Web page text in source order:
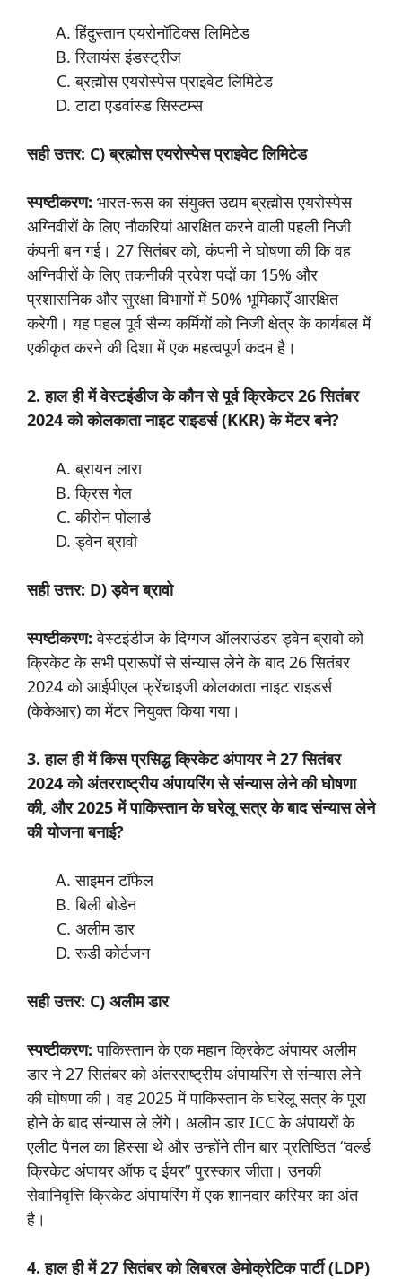
हिंदुस्तान एयरोनॉटिक्स लिमिटेड
रिलायंस इंडस्ट्रीज
ब्रह्मोस एयरोस्पेस प्राइवेट लिमिटेड
टाटा एडवांस्ड सिस्टम्स
सही उत्तर: C) ब्रह्मोस एयरोस्पेस प्राइवेट लिमिटेड
स्पष्टीकरण: भारत-रूस का संयुक्त उद्यम ब्रह्मोस एयरोस्पेस
अग्निवीरों के लिए नौकरियां आरक्षित करने वाली पहली निजी
कंपनी बन गई। 27 सितंबर को, कंपनी ने घोषणा की कि वह
अग्निवीरों के लिए तकनीकी प्रवेश पदों का 15% और
प्रशासनिक और सुरक्षा विभागों में 50% भूमिकाएँ आरक्षित
करेगी। यह पहल पूर्व सैन्य कर्मियों को निजी क्षेत्र के कार्यबल में
एकीकृत करने की दिशा में एक महत्वपूर्ण कदम है।
2. हाल ही में वेस्टइंडीज के कौन से पूर्व क्रिकेटर 26 सितंबर
2024 को कोलकाता नाइट राइडर्स (KKR) के मेंटर बने?
ब्रायन लारा
क्रिस गेल
कीरोन पोलार्ड
ड्वेन ब्रावो
सही उत्तर: D) ड्वेन ब्रावो
स्पष्टीकरण: वेस्टइंडीज के दिग्गज ऑलराउंडर ड्वेन ब्रावो को
क्रिकेट के सभी प्रारूपों से संन्यास लेने के बाद 26 सितंबर
2024 को आईपीएल फ्रेंचाइजी कोलकाता नाइट राइडर्स
(केकेआर) का मेंटर नियुक्त किया गया।
3. हाल ही में किस प्रसिद्ध क्रिकेट अंपायर ने 27 सितंबर
2024 को अंतरराष्ट्रीय अंपायरिंग से संन्यास लेने की घोषणा
की, और 2025 में पाकिस्तान के घरेलू सत्र के बाद संन्यास लेने
की योजना बनाई?
साइमन टॉफेल
बिली बोडेन
अलीम डार
रूडी कोर्टजन
सही उत्तर: C) अलीम डार
स्पष्टीकरण: पाकिस्तान के एक महान क्रिकेट अंपायर अलीम
डार ने 27 सितंबर को अंतरराष्ट्रीय अंपायरिंग से संन्यास लेने
की घोषणा की। वह 2025 में पाकिस्तान के घरेलू सत्र के पूरा
होने के बाद संन्यास ले लेंगे। अलीम डार ICC के अंपायरों के
एलीट पैनल का हिस्सा थे और उन्होंने तीन बार प्रतिष्ठित “वर्ल्ड
क्रिकेट अंपायर ऑफ द ईयर” पुरस्कार जीता। उनकी
सेवानिवृत्ति क्रिकेट अंपायरिंग में एक शानदार करियर का अंत
है।
4. हाल ही में 27 सितंबर को लिबरल डेमोक्रेटिक पार्टी (LDP)